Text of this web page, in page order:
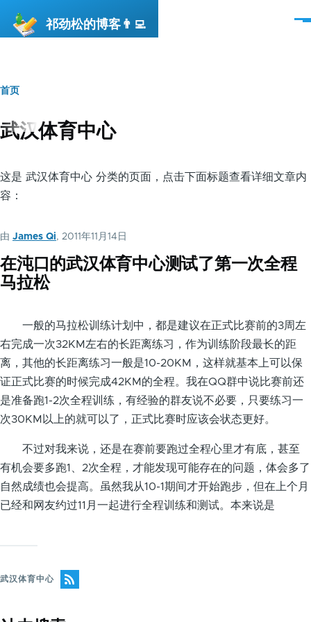
祁劲松的博客👨‍💻
菜
面
包
首页
武汉体育中心
这是 武汉体育中心 分类的页面，点击下面标题查看详细文章内
容：
由 James Qi, 2011年11月14日
在沌口的武汉体育中心测试了第一次全程
马拉松
一般的马拉松训练计划中，都是建议在正式比赛前的3周左
右完成一次32KM左右的长距离练习，作为训练阶段最长的距
离，其他的长距离练习一般是10-20KM，这样就基本上可以保
证正式比赛的时候完成42KM的全程。我在QQ群中说比赛前还
是准备跑1-2次全程训练，有经验的群友说不必要，只要练习一
次30KM以上的就可以了，正式比赛时应该会状态更好。
不过对我来说，还是在赛前要跑过全程心里才有底，甚至
有机会要多跑1、2次全程，才能发现可能存在的问题，体会多了
自然成绩也会提高。虽然我从10-1期间才开始跑步，但在上个月
已经和网友约过11月一起进行全程训练和测试。本来说是
武汉体育中心